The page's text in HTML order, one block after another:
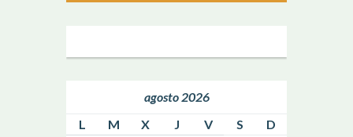
agosto 2026
L
M X J V S
D